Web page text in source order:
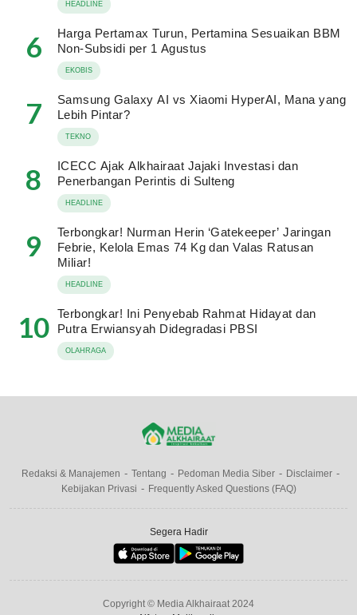
HEADLINE
6
Harga Pertamax Turun, Pertamina Sesuaikan BBM
Non-Subsidi per 1 Agustus
EKOBIS
7
Samsung Galaxy AI vs Xiaomi HyperAI, Mana yang
Lebih Pintar?
TEKNO
8
ICECC Ajak Alkhairaat Jajaki Investasi dan
Penerbangan Perintis di Sulteng
HEADLINE
9
Terbongkar! Nurman Herin ‘Gatekeeper’ Jaringan
Febrie, Kelola Emas 74 Kg dan Valas Ratusan
Miliar!
HEADLINE
10 Terbongkar! Ini Penyebab Rahmat Hidayat dan
Putra Erwiansyah Didegradasi PBSI
OLAHRAGA
Redaksi & Manajemen Tentang Pedoman Media Siber
Disclaimer
Kebijakan Privasi
Frequently Asked Questions (FAQ)
Segera Hadir
Copyright © Media Alkhairaat 2024